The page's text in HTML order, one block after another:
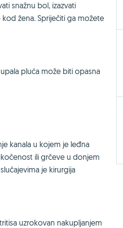
snažnu bol, izazvati
žena. Spriječiti ga možete
pluća može biti opasna
kanala u kojem je leđna
ili grčeve u donjem
je kirurgija
uzrokovan nakupljanjem